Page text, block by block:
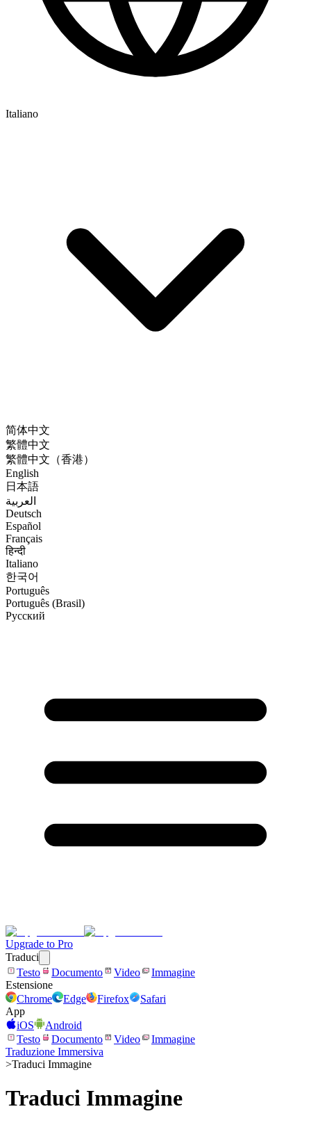
Italiano
简体中文
繁體中文
繁體中文（香港）
English
日本語
العربية
Deutsch
Español
Français
हिन्दी
Italiano
한국어
Português
Português (Brasil)
Русский
Upgrade to Pro
Traduci
Testo
Documento Video
Immagine
Estensione
Chrome
Edge Firefox
Safari
App
iOS
Android
Testo
Documento Video
Immagine
Traduzione Immersiva
>Traduci Immagine
Traduci Immagine